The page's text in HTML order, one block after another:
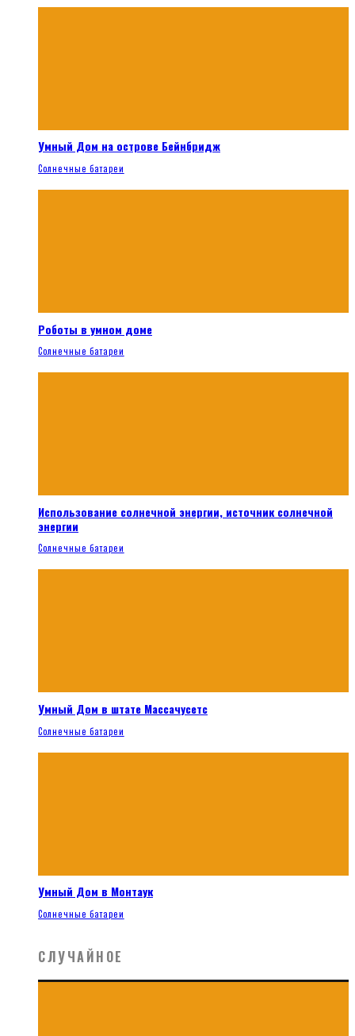
Умный Дом на острове Бейнбридж
Солнечные батареи
Роботы в умном доме
Солнечные батареи
Использование солнечной энергии, источник солнечной
энергии
Солнечные батареи
Умный Дом в штате Массачусетс
Солнечные батареи
Умный Дом в Монтаук
Солнечные батареи
СЛУЧАЙНОЕ